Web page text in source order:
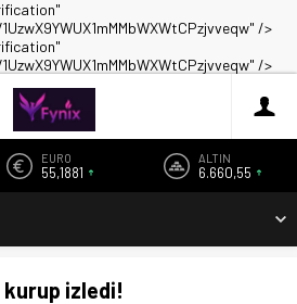
/>
/>
EURO
55,1881
ALTIN
6.660,55
kurup izledi!